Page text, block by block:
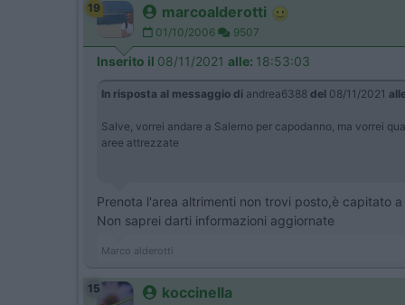
19 marcoalderotti
01/10/2006 9507
Inserito il 08/11/2021 alle: 18:53:03
In risposta al messaggio di andrea6388 del 08/11/2021
Salve, vorrei andare a Salerno per capodanno, ma vorrei
aree attrezzate
Prenota l'area altrimenti non trovi posto,è capitato a
Non saprei darti informazioni aggiornate
Marco alderotti
15 koccinella